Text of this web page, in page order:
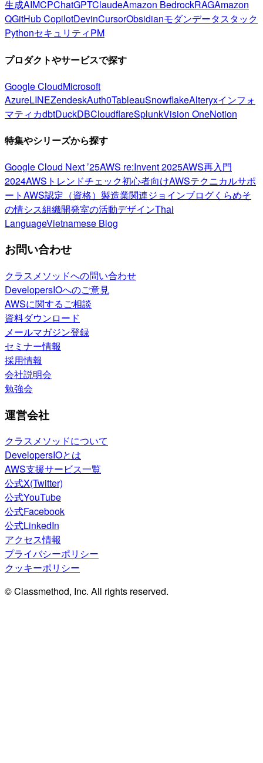
生成AIMCPChatGPTClaudeAmazon BedrockRAGAmazon
QGitHub CopilotDevinCursorObsidianモダンデータスタック
PythonセキュリティPM
プロダクトやサービスで探す
Google CloudMicrosoft
AzureLINEZendeskAuth0TableauSnowflakeAlteryxインフォ
マティカdbtDuckDBCloudflareSplunkVision OneNotion
特集やシリーズから探す
Google Cloud Next ’25AWS re:Invent 2025AWS再入門
2024AWSトレンドチェック初心者向けAWSテクニカルサポ
ートAWS認定（資格） 製造業関連ジョインブログくらめそ
の情シス組織開発室の活動デザインThai
LanguageVietnamese Blog
お問い合わせ
クラスメソッドへの問い合わせ
DevelopersIOへのご意見
AWSに関するご相談
資料ダウンロード
メールマガジン登録
セミナー情報
採用情報
会社説明会
勉強会
運営会社
クラスメソッドについて
DevelopersIOとは
AWS支援サービス一覧
公式X(Twitter)
公式YouTube
公式Facebook
公式LinkedIn
アクセス情報
プライバシーポリシー
クッキーポリシー
© Classmethod, Inc. All rights reserved.